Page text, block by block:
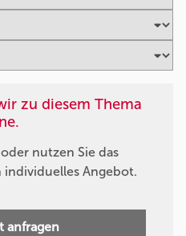
zu diesem Thema
nutzen Sie das
Angebot.
anfragen